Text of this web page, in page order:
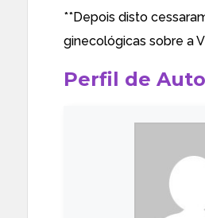
**Depois disto
ginecológicas sobre a
Perfil de